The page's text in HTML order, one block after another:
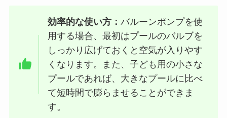
効率的な使い方：バルーンポンプを使
用する場合、最初はプールのバルブを
しっかり広げておくと空気が入りやす
くなります。また、子ども用の小さな
プールであれば、大きなプールに比べ
て短時間で膨らませることができま
す。